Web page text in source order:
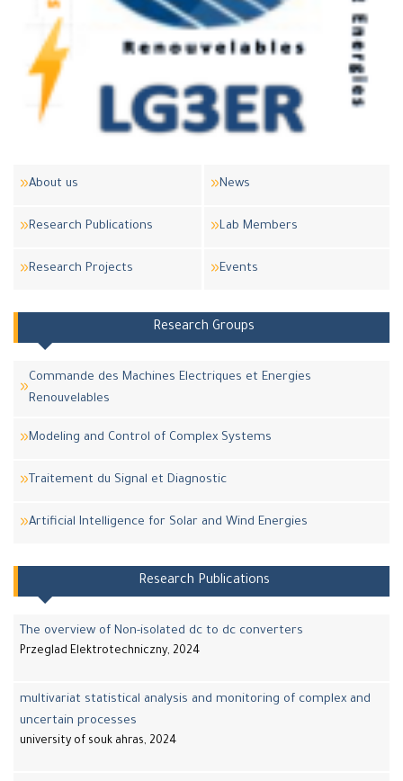
About us News
Research Publications Lab Members
Research Projects Events
Research Groups
Commande des Machines Electriques et Energies
Renouvelables
Modeling and Control of Complex Systems
Traitement du Signal et Diagnostic
Artificial Intelligence for Solar and Wind Energies
Research Publications
The overview of Non-isolated dc to dc converters
Przeglad Elektrotechniczny, 2024
multivariat statistical analysis and monitoring of complex and
uncertain processes
university of souk ahras, 2024